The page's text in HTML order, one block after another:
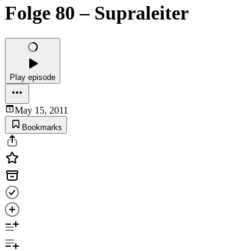
Folge 80 – Supraleiter
Play episode
May 15, 2011
Bookmarks